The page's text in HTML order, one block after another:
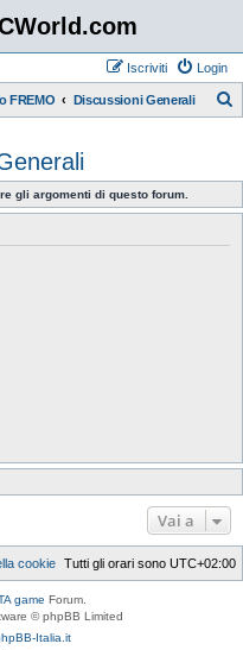
Login
Iscriviti
FREMO Discussioni Generali
c
a
gli argomenti di questo forum.
Vai a
Tutti gli orari sono UTC+02:00
cookie
game Forum.
© phpBB Limited
Italia.it